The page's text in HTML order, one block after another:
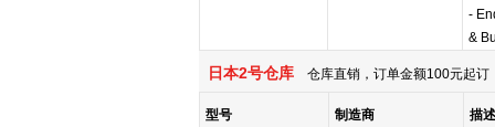
-
&
日本2号仓库 仓库直销，订单金额100元起订
型号 制造商 描述